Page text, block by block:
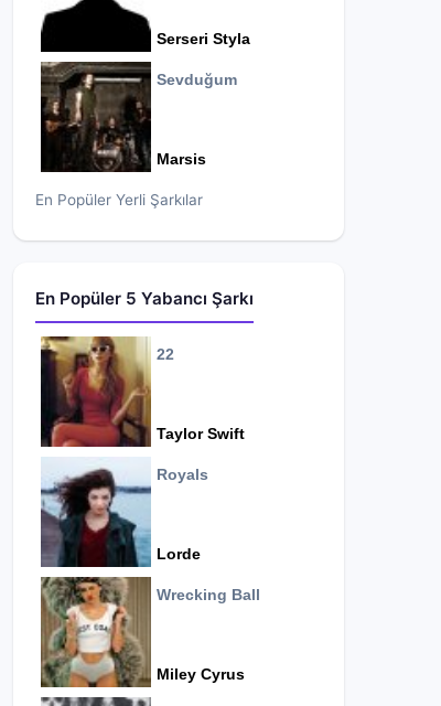
Serseri Styla
Sevduğum
Marsis
En Popüler Yerli Şarkılar
En Popüler 5 Yabancı Şarkı
22
Taylor Swift
Royals
Lorde
Wrecking Ball
Miley Cyrus